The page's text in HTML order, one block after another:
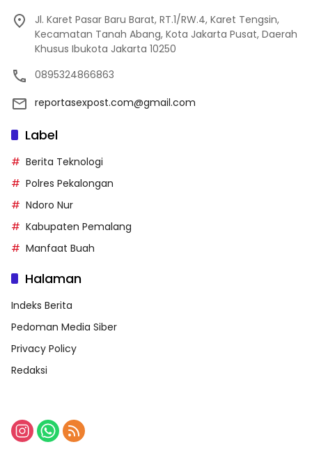
Jl. Karet Pasar Baru Barat, RT.1/RW.4, Karet Tengsin,
Kecamatan Tanah Abang, Kota Jakarta Pusat, Daerah
Khusus Ibukota Jakarta 10250
0895324866863
reportasexpost.com@gmail.com
Label
Berita Teknologi
Polres Pekalongan
Ndoro Nur
Kabupaten Pemalang
Manfaat Buah
Halaman
Indeks Berita
Pedoman Media Siber
Privacy Policy
Redaksi